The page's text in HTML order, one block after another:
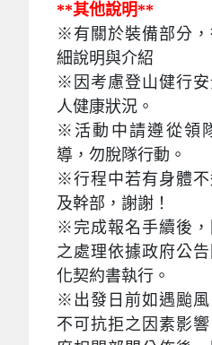
**其他說明**
※有關於裝備部分
細說明與介紹
※ 因考慮登山健行
人健康狀況。
※活動中請遵從領
導，勿脫隊行動。
※行程中若有身體
及幹部，謝謝！
※完成報名手續後
之處理依據政府公
化契約書執行。
※出發日前如遇颱
不可抗拒之因素影